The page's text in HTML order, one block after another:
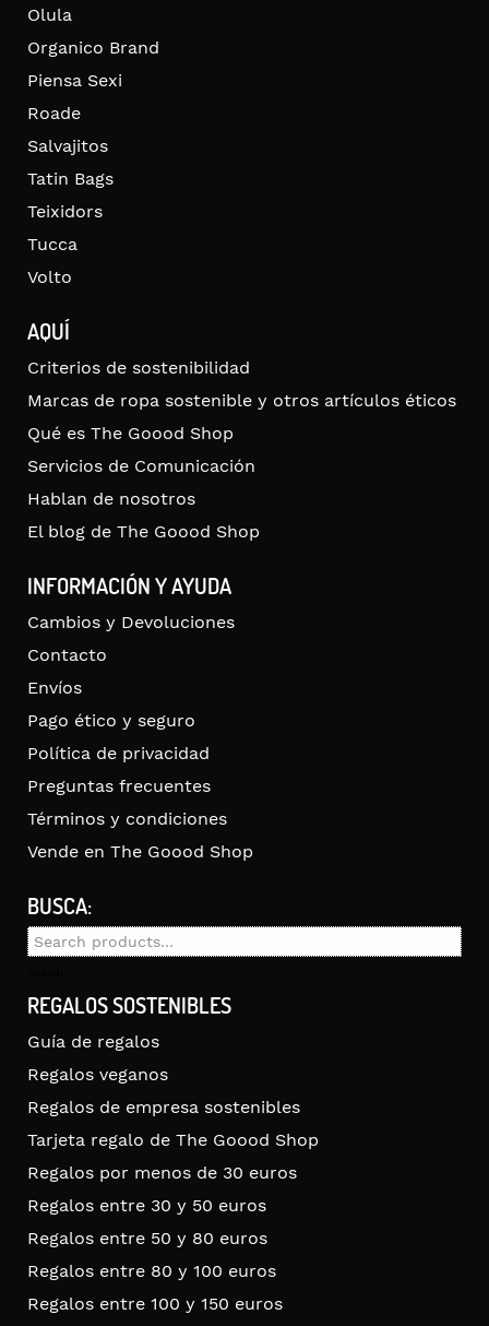
Olula
Organico Brand
Piensa Sexi
Roade
Salvajitos
Tatin Bags
Teixidors
Tucca
Volto
AQUÍ
Criterios de sostenibilidad
Marcas de ropa sostenible y otros artículos éticos
Qué es The Goood Shop
Servicios de Comunicación
Hablan de nosotros
El blog de The Goood Shop
INFORMACIÓN Y AYUDA
Cambios y Devoluciones
Contacto
Envíos
Pago ético y seguro
Política de privacidad
Preguntas frecuentes
Términos y condiciones
Vende en The Goood Shop
BUSCA:
Search
REGALOS SOSTENIBLES
Guía de regalos
Regalos veganos
Regalos de empresa sostenibles
Tarjeta regalo de The Goood Shop
Regalos por menos de 30 euros
Regalos entre 30 y 50 euros
Regalos entre 50 y 80 euros
Regalos entre 80 y 100 euros
Regalos entre 100 y 150 euros